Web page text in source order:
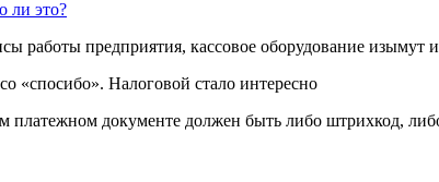
ли это?
работы предприятия, кассовое оборудование
платежном документе должен быть либо штрихкод,